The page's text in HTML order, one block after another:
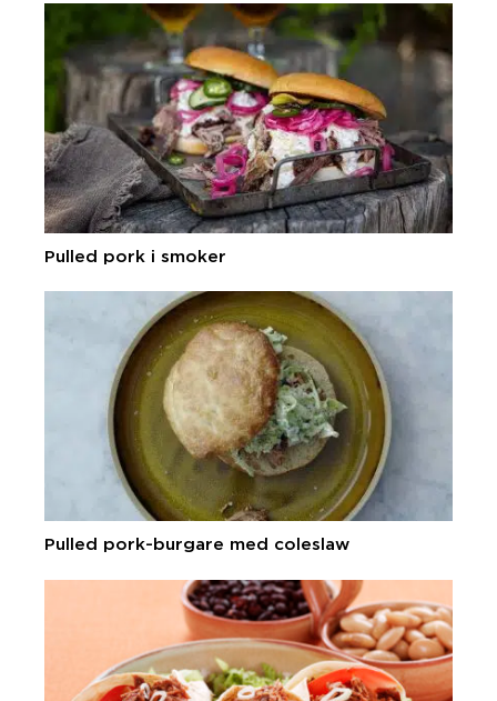
Pulled pork i smoker
Pulled pork-burgare med coleslaw